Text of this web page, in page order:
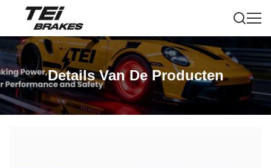
Details Van De Producten